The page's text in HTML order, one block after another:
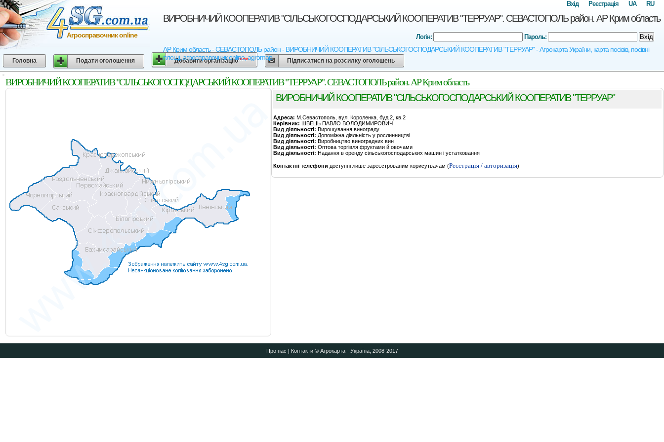
ВИРОБНИЧИЙ КООПЕРАТИВ "СІЛЬСЬКОГОСПОДАРСЬКИЙ КООПЕРАТИВ "ТЕРРУАР". СЕВАСТОПОЛЬ район. АР Крим область
АР Крим область - СЕВАСТОПОЛЬ район - ВИРОБНИЧИЙ КООПЕРАТИВ "СІЛЬСЬКОГОСПОДАРСЬКИЙ КООПЕРАТИВ "ТЕРРУАР" - Агрокарта України, карта посівів, посівні
площі, агросправочник online, agromap
Агросправочник online
RU
UA
Реєстрація
Вхід
Логін: Пароль: Вхід
Головна Подати оголошення Добавити організаціюnew Підписатися на розсилку оголошень
ВИРОБНИЧИЙ КООПЕРАТИВ "СІЛЬСЬКОГОСПОДАРСЬКИЙ КООПЕРАТИВ "ТЕРРУАР". СЕВАСТОПОЛЬ район. АР Крим область
ВИРОБНИЧИЙ КООПЕРАТИВ "СІЛЬСЬКОГОСПОДАРСЬКИЙ КООПЕРАТИВ "ТЕРРУАР"
Адреса: М.Севастополь, вул. Короленка, буд.2, кв.2
Керівник: ШВЕЦЬ ПАВЛО ВОЛОДИМИРОВИЧ
Вид діяльності: Вирощування винограду
Вид діяльності: Допоміжна діяльність у рослинництві
Вид діяльності: Виробництво виноградних вин
Вид діяльності: Оптова торгівля фруктами й овочами
Вид діяльності: Надання в оренду сільськогосподарських машин і устатковання
Контактні телефони доступні лише зареєстрованим корисутвачам (Реєстрація / авторизація)
Про нас | Контакти© Агрокарта - Україна, 2008-2017